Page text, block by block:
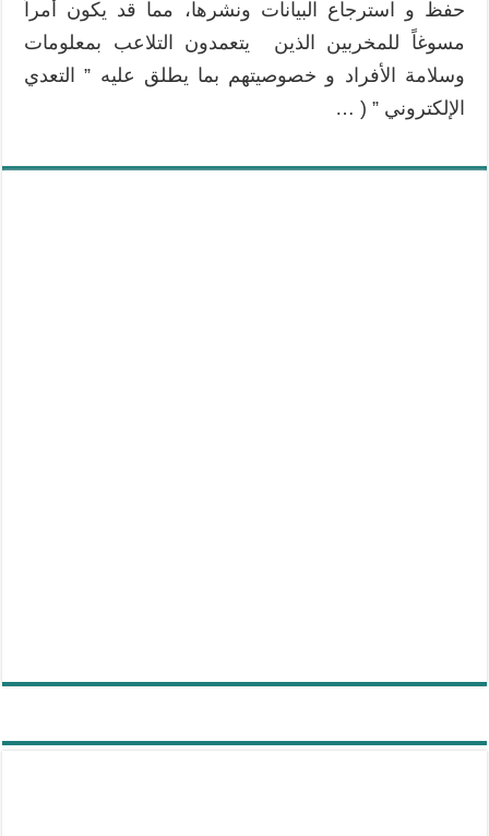
حفظ و استرجاع البيانات ونشرها، مما قد يكون أمراً
مسوغاً للمخربين الذين يتعمدون التلاعب بمعلومات
وسلامة الأفراد و خصوصيتهم بما يطلق عليه ” التعدي
الإلكتروني ” ( …